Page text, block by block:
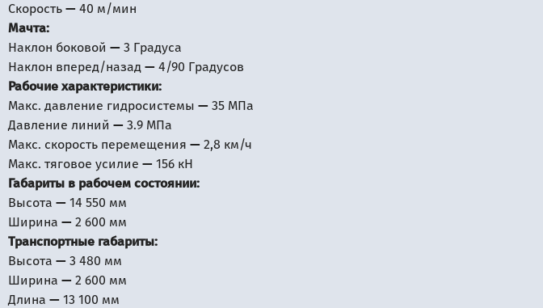
Скорость — 40 м/мин
Мачта:
Наклон боковой — 3 Градуса
Наклон вперед/назад — 4/90 Градусов
Рабочие характеристики:
Макс. давление гидросистемы — 35 МПа
Давление линий — 3.9 МПа
Макс. скорость перемещения — 2,8 км/ч
Макс. тяговое усилие — 156 кН
Габариты в рабочем состоянии:
Высота — 14 550 мм
Ширина — 2 600 мм
Транспортные габариты:
Высота — 3 480 мм
Ширина — 2 600 мм
Длина — 13 100 мм